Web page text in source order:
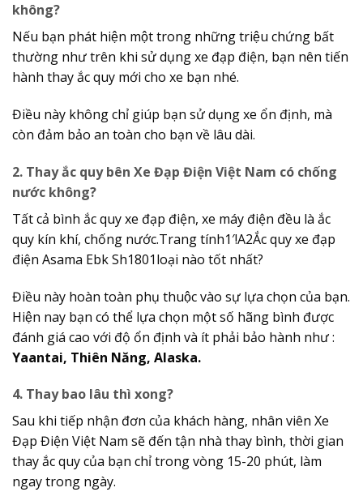
không?
Nếu bạn phát hiện một trong những triệu chứng bất
thường như trên khi sử dụng xe đạp điện, bạn nên tiến
hành thay ắc quy mới cho xe bạn nhé.
Điều này không chỉ giúp bạn sử dụng xe ổn định, mà
còn đảm bảo an toàn cho bạn về lâu dài.
2. Thay ắc quy bên Xe Đạp Điện Việt Nam có chống
nước không?
Tất cả bình ắc quy xe đạp điện, xe máy điện đều là ắc
quy kín khí, chống nước.Trang tính1′!A2Ắc quy xe đạp
điện Asama Ebk Sh1801loại nào tốt nhất?
Điều này hoàn toàn phụ thuộc vào sự lựa chọn của bạn.
Hiện nay bạn có thể lựa chọn một số hãng bình được
đánh giá cao với độ ổn định và ít phải bảo hành như :
Yaantai, Thiên Năng, Alaska.
4. Thay bao lâu thì xong?
Sau khi tiếp nhận đơn của khách hàng, nhân viên Xe
Đạp Điện Việt Nam sẽ đến tận nhà thay bình, thời gian
thay ắc quy của bạn chỉ trong vòng 15-20 phút, làm
ngay trong ngày.